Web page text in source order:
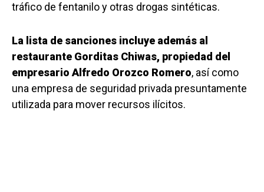
tráfico de fentanilo y otras drogas sintéticas.
La lista de sanciones incluye además al
restaurante Gorditas Chiwas, propiedad del
empresario Alfredo Orozco Romero, así como
una empresa de seguridad privada presuntamente
utilizada para mover recursos ilícitos.